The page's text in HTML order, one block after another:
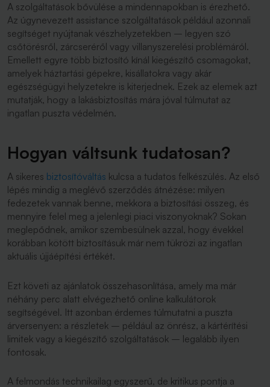
A szolgáltatások bővülése a mindennapokban is érezhető.
Az úgynevezett assistance szolgáltatások például azonnali
segítséget nyújtanak vészhelyzetekben – legyen szó
csőtörésről, zárcseréről vagy villanyszerelési problémáról.
Emellett egyre több biztosító kínál kiegészítő csomagokat,
amelyek háztartási gépekre, kisállatokra vagy akár
egészségügyi helyzetekre is kiterjednek. Ezek az elemek azt
mutatják, hogy a lakásbiztosítás mára jóval túlmutat az
ingatlan puszta védelmén.
Hogyan váltsunk tudatosan?
A sikeres biztosítóváltás kulcsa a tudatos felkészülés. Az első
lépés mindig a meglévő szerződés átnézése: milyen
fedezetek vannak benne, mekkora a biztosítási összeg, és
mennyire felel meg a jelenlegi piaci viszonyoknak? Sokan
meglepődnek, amikor szembesülnek azzal, hogy évekkel
korábban kötött biztosításuk már nem tükrözi az ingatlan
aktuális újjáépítési értékét.
Ezt követi az ajánlatok összehasonlítása, amely ma már
néhány perc alatt elvégezhető online kalkulátorok
segítségével. Itt azonban érdemes túlmutatni a puszta
árversenyen: a részletek – például az önrész, a kártérítési
limitek vagy a kiegészítő szolgáltatások – legalább ilyen
fontosak.
A felmondás technikailag egyszerű, de kritikus pontja a